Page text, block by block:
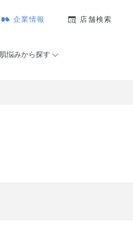
企業情報 店舗検索
肌悩みから探す